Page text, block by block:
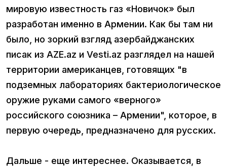
мировую известность газ «Новичок» был
разработан именно в Армении. Как бы там ни
было, но зоркий взгляд азербайджанских
писак из AZE.az и Vesti.az разглядел на нашей
территории американцев, готовящих "в
подземных лабораториях бактериологическое
оружие руками самого «верного»
российского союзника – Армении", которое, в
первую очередь, предназначено для русских.
Дальше - еще интереснее. Оказывается, в